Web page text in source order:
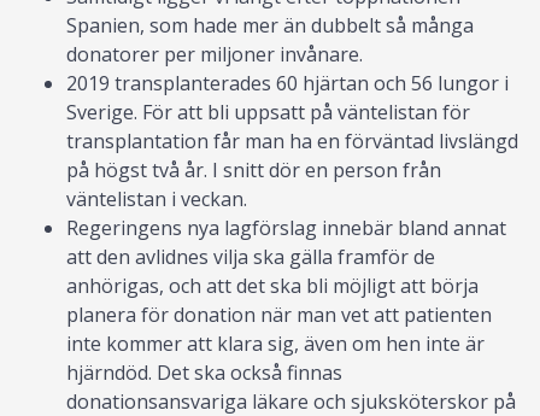
Spanien, som hade mer än dubbelt så många
donatorer per miljoner invånare.
2019 transplanterades 60 hjärtan och 56 lungor i
Sverige. För att bli uppsatt på väntelistan för
transplantation får man ha en förväntad livslängd
på högst två år. I snitt dör en person från
väntelistan i veckan.
Regeringens nya lagförslag innebär bland annat
att den avlidnes vilja ska gälla framför de
anhörigas, och att det ska bli möjligt att börja
planera för donation när man vet att patienten
inte kommer att klara sig, även om hen inte är
hjärndöd. Det ska också finnas
donationsansvariga läkare och sjuksköterskor på